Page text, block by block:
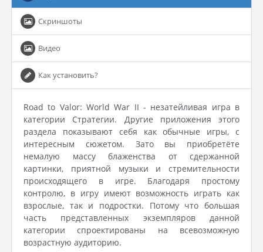
Скриншоты
Видео
Как установить?
Road to Valor: World War II - незатейливая игра в
категории Стратегии. Другие приложения этого
раздела показывают себя как обычные игры, с
интересным сюжетом. Зато вы приобретёте
немалую массу блаженства от сдержанной
картинки, приятной музыки и стремительности
происходящего в игре. Благодаря простому
контролю, в игру имеют возможность играть как
взрослые, так и подростки. Потому что большая
часть представленных экземпляров данной
категории спроектированы на всевозможную
возрастную аудиторию.